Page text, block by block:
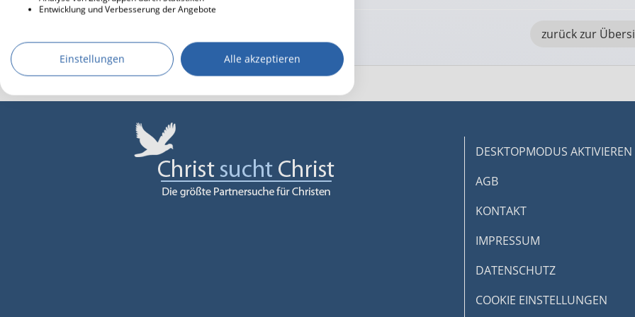
zurück zur
DESKTOPMODUS AKTIVIEREN
AGB
KONTAKT
IMPRESSUM
DATENSCHUTZ
COOKIE EINSTELLUNGEN
Entwicklung und Verbesserung der Angebote
Einstellungen Alle akzeptieren